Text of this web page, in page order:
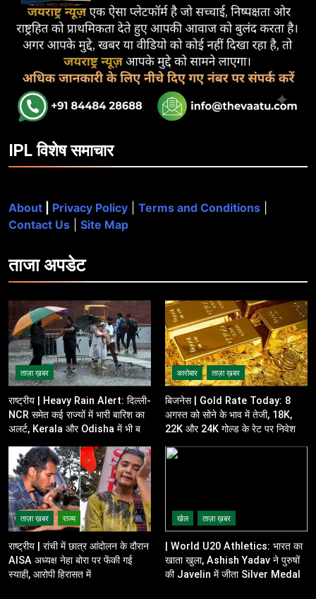
IPL विशेष समाचार
About Privacy Policy Terms and Conditions
Contact Us
Site Map
ताजाअपडेट
ताज़ा ख़बर
राष्ट्रीय | Heavy Rain Alert: दिल्ली-
NCR समेत कई राज्यों में भारी बारिश का
अलर्ट, Kerala और Odisha में भी बढ़ी
कारोबार ताज़ा ख़बर
बिजनेस | Gold Rate Today: 8
अगस्त को सोने के भाव में तेजी, 18K,
22K और 24K गोल्ड के रेट पर निवेशकों
ताज़ा ख़बर राज्य
राष्ट्रीय | रांची में छात्र आंदोलन के दौरान
AISA अध्यक्ष नेहा बोरा पर फेंकी गई
स्याही, आरोपी हिरासत में
खेल ताज़ा ख़बर
| World U20 Athletics: भारत का
खाता खुला, Ashish Yadav ने पुरुषों
की Javelin में जीता Silver Medal